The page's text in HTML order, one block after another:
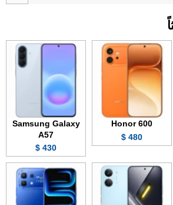
Honor 600
480 $
Samsung Galaxy
A57
430 $